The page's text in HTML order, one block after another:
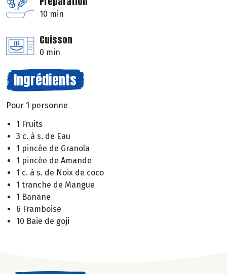
10 min
Cuisson
0 min
Ingrédients
Pour 1 personne
1 Fruits
3 c. à s. de Eau
1 pincée de Granola
1 pincée de Amande
1 c. à s. de Noix de coco
1 tranche de Mangue
1 Banane
6 Framboise
10 Baie de goji